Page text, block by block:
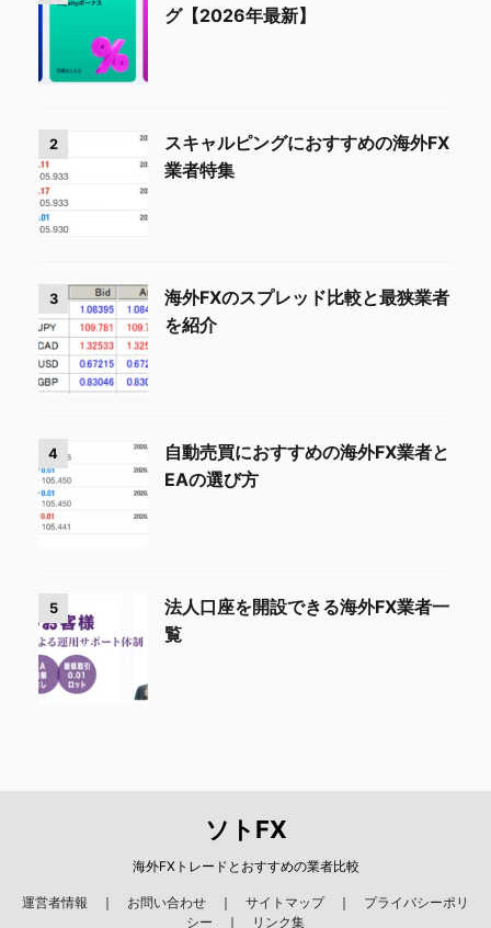
グ【2026年最新】
2
スキャルピングにおすすめの海外FX
業者特集
3
海外FXのスプレッド比較と最狭業者
を紹介
4
自動売買におすすめの海外FX業者と
EAの選び方
5
法人口座を開設できる海外FX業者一
覧
ソトFX
海外FXトレードとおすすめの業者比較
運営者情報 ｜ お問い合わせ ｜ サイトマップ｜ プライバシーポリ
シー ｜ リンク集